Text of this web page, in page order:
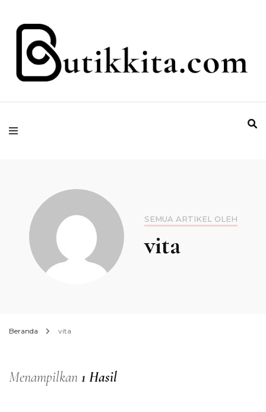
butikkita.com
SEMUA ARTIKEL OLEH
vita
Beranda vita
Menampilkan 1 Hasil